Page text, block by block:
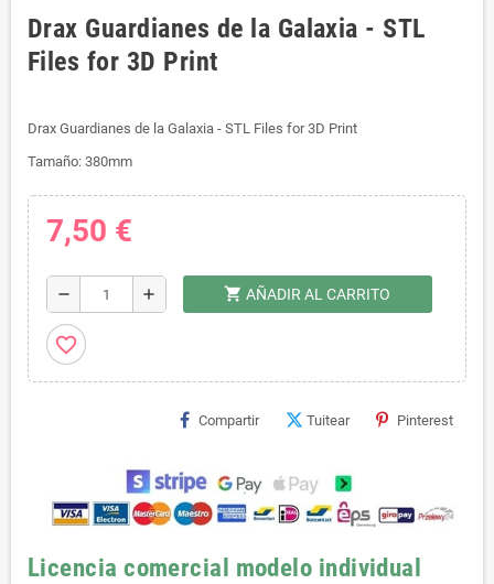
Drax Guardianes de la Galaxia - STL
Files for 3D Print
Drax Guardianes de la Galaxia - STL Files for 3D Print
Tamaño: 380mm
7,50 €
remove add shopping_cart AÑADIR AL CARRITO
favorite_border
Compartir Tuitear Pinterest
Licencia comercial modelo individual